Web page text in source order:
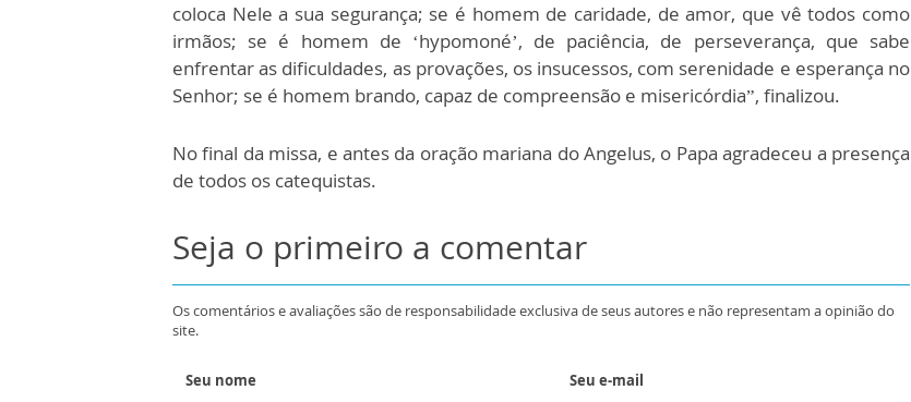
coloca Nele a sua segurança; se é homem de caridade, de amor, que vê todos como
irmãos; se é homem de ‘hypomoné’, de paciência, de perseverança, que sabe
enfrentar as dificuldades, as provações, os insucessos, com serenidade e esperança no
Senhor; se é homem brando, capaz de compreensão e misericórdia”, finalizou.
No final da missa, e antes da oração mariana do Angelus, o Papa agradeceu a presença
de todos os catequistas.
Seja o primeiro a comentar
Os comentários e avaliações são de responsabilidade exclusiva de seus autores e não representam a opinião do
site.
Seu nome Seu e-mail